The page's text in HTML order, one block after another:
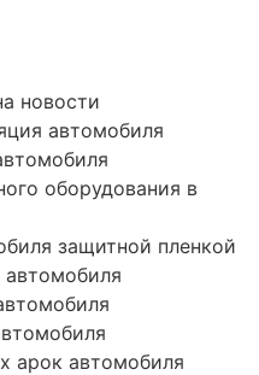
новости
автомобиля
оборудования в
защитной пленкой
арок автомобиля